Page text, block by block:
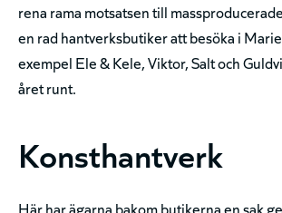
rena rama motsatsen till
en rad hantverksbutiker att besöka i
exempel Ele & Kele, Viktor, Salt och
året runt.
Konsthantverk
Här har ägarna bakom butikerna en sak